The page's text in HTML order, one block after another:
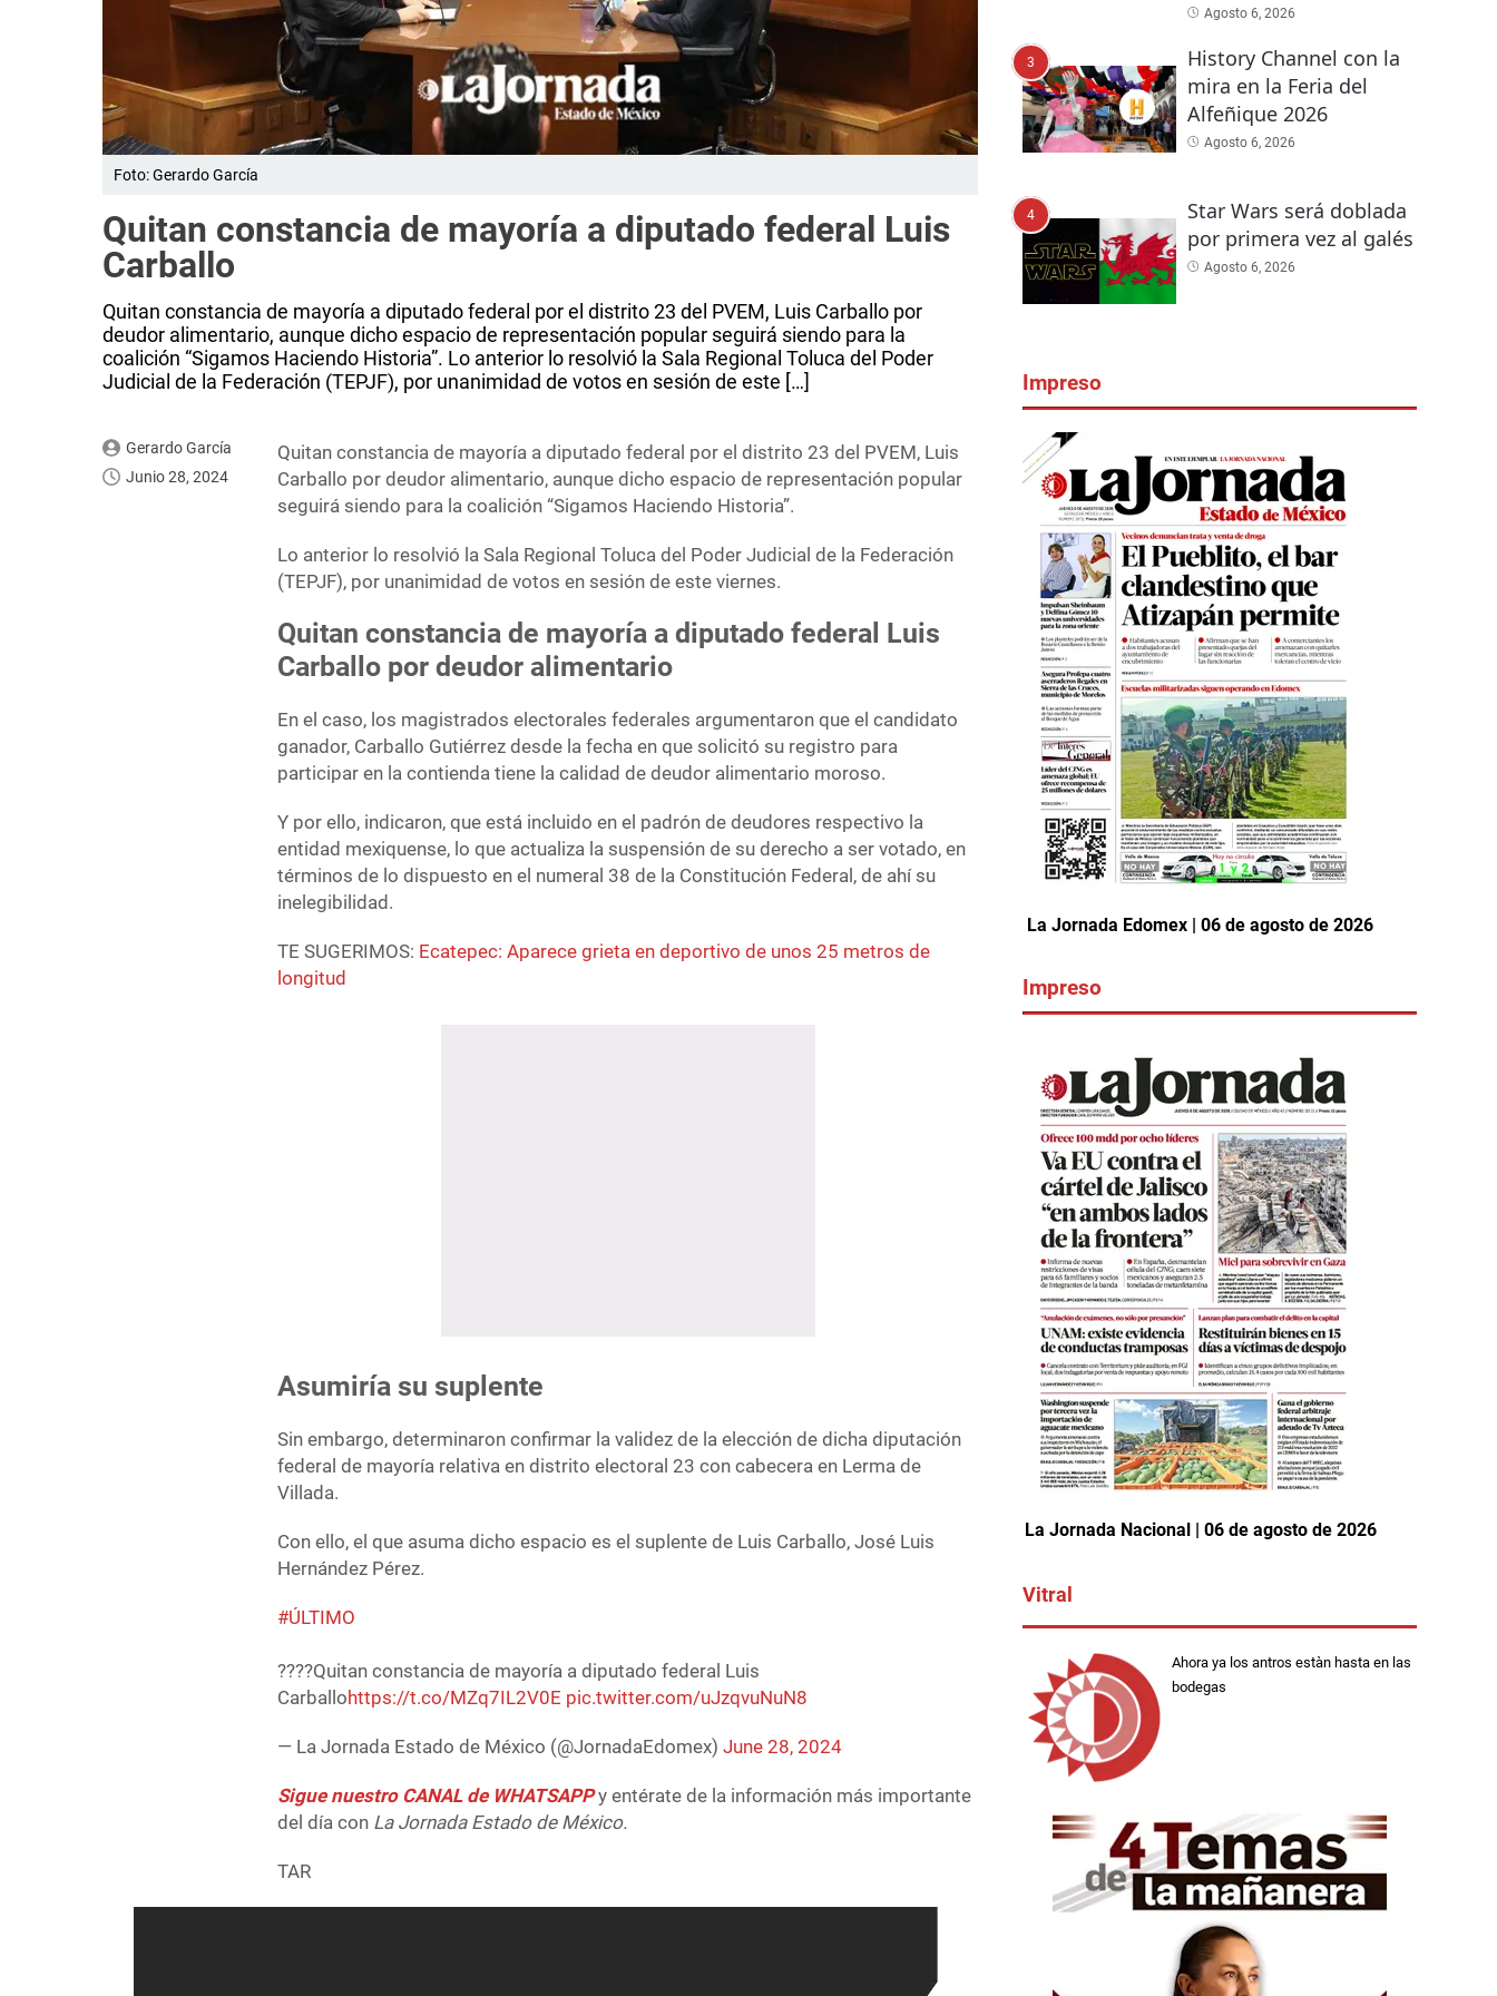
Foto: Gerardo García
Quitan constancia de mayoría a diputado federal Luis
Carballo
Quitan constancia de mayoría a diputado federal por el distrito 23 del PVEM, Luis Carballo por
deudor alimentario, aunque dicho espacio de representación popular seguirá siendo para la
coalición “Sigamos Haciendo Historia”. Lo anterior lo resolvió la Sala Regional Toluca del Poder
Judicial de la Federación (TEPJF), por unanimidad de votos en sesión de este […]
Gerardo García
Junio 28, 2024
Quitan constancia de mayoría a diputado federal por el distrito 23 del PVEM, Luis
Carballo por deudor alimentario, aunque dicho espacio de representación popular
seguirá siendo para la coalición “Sigamos Haciendo Historia”.
Lo anterior lo resolvió la Sala Regional Toluca del Poder Judicial de la Federación
(TEPJF), por unanimidad de votos en sesión de este viernes.
Quitan constancia de mayoría a diputado federal Luis
Carballo por deudor alimentario
En el caso, los magistrados electorales federales argumentaron que el candidato
ganador, Carballo Gutiérrez desde la fecha en que solicitó su registro para
participar en la contienda tiene la calidad de deudor alimentario moroso.
Y por ello, indicaron, que está incluido en el padrón de deudores respectivo la
entidad mexiquense, lo que actualiza la suspensión de su derecho a ser votado, en
términos de lo dispuesto en el numeral 38 de la Constitución Federal, de ahí su
inelegibilidad.
TE SUGERIMOS: Ecatepec: Aparece grieta en deportivo de unos 25 metros de
longitud
Asumiría su suplente
Sin embargo, determinaron confirmar la validez de la elección de dicha diputación
federal de mayoría relativa en distrito electoral 23 con cabecera en Lerma de
Villada.
Con ello, el que asuma dicho espacio es el suplente de Luis Carballo, José Luis
Hernández Pérez.
#ÚLTIMO
????Quitan constancia de mayoría a diputado federal Luis
Carballohttps://t.co/MZq7IL2V0E pic.twitter.com/uJzqvuNuN8
— La Jornada Estado de México (@JornadaEdomex)June 28, 2024
Sigue nuestro CANAL de WHATSAPPy entérate de la información más importante
del día con La Jornada Estado de México.
TAR
Agosto 6, 2026
3
History Channel con la
mira en la Feria del
Alfeñique 2026
Agosto 6, 2026
4
Star Wars será doblada
por primera vez al galés
Agosto 6, 2026
Impreso
La Jornada Edomex | 06 de agosto de 2026
Impreso
La Jornada Nacional | 06 de agosto de 2026
Vitral
Ahora ya los antros estàn hasta en las
bodegas